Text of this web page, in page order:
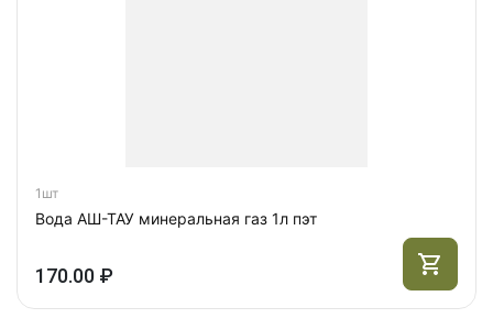
1шт
Вода АШ-ТАУ минеральная газ 1л пэт
170.00 ₽